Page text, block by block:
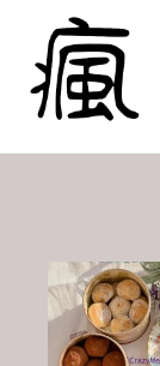
content